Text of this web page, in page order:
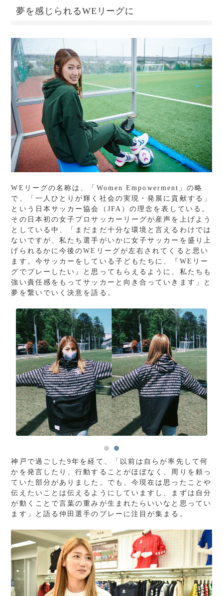
夢を感じられるWEリーグに
WEリーグの名称は、「Women Empowerment」の略
で、「一人ひとりが輝く社会の実現・発展に貢献する」
という日本サッカー協会（JFA）の理念を表している。
その日本初の女子プロサッカーリーグが産声を上げよう
としている中、「まだまだ十分な環境と言えるわけでは
ないですが、私たち選手がいかに女子サッカーを盛り上
げられるかに今後のWEリーグが左右されてくると思い
ます。今サッカーをしている子どもたちに、『WEリー
グでプレーしたい』と思ってもらえるように、私たちも
強い責任感をもってサッカーと向き合っていきます」と
夢を繋いでいく決意を語る。
神戸で過ごした9年を経て、「以前は自らが率先して何
かを発言したり、行動することがほぼなく、周りを頼っ
ていた部分がありました。でも、今現在は思ったことや
伝えたいことは伝えるようにしていますし、まずは自分
が動くことで言葉の重みが生まれたらいいなと思ってい
ます」と語る仲田選手のプレーに注目が集まる。